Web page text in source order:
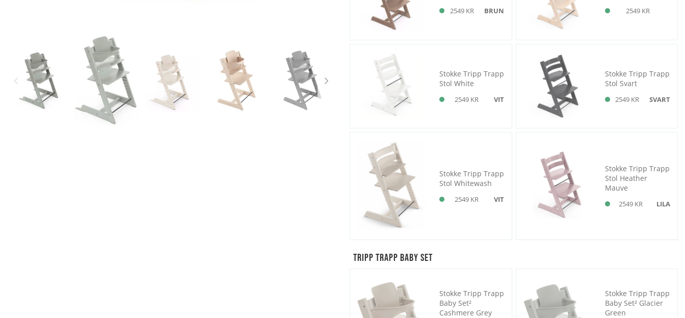
2549 KR BRUN 2549 KR
Stokke Tripp Trapp
Stol White
2549 KR VIT
Stokke Tripp Trapp
Stol Svart
2549 KR SVART
Stokke Tripp Trapp
Stol Whitewash
2549 KR VIT
Stokke Tripp Trapp
Stol Heather
Mauve
2549 KR LILA
Tripp Trapp Baby Set
Stokke Tripp Trapp
Baby Set²
Cashmere Grey
Stokke Tripp Trapp
Baby Set² Glacier
Green